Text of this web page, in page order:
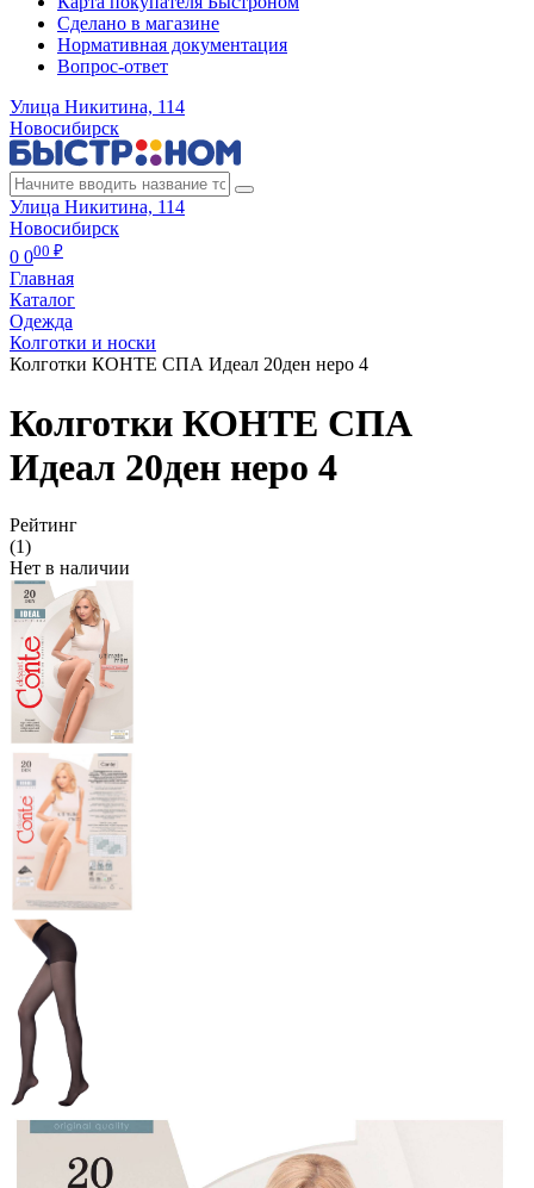
Сделано в магазине
Нормативная документация
Вопрос-ответ
Улица Никитина, 114
Новосибирск
Улица Никитина, 114
Новосибирск
0 000 ₽
Главная
Каталог
Одежда
Колготки и носки
Колготки КОНТЕ СПА Идеал 20ден неро 4
Колготки КОНТЕ СПА
Идеал 20ден неро 4
Рейтинг
(1)
Нет в наличии